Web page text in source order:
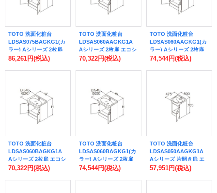
TOTO 洗面化粧台
LDSAS075BAGKG1(カ
ラー) Aシリーズ 2枚扉
エコシングル混合水栓
口750mm 洗面ボウル高
86,261円(税込)
TOTO 洗面化粧台
LDSAS060AAGKG1A
Aシリーズ 2枚扉 エコシ
ングル混合水栓(一般
600mm 洗面ボウル高さ
70,322円(税込)
TOTO 洗面化粧台
LDSAS060AAGKG1(カ
ラー) Aシリーズ 2枚扉
エコシングル混合水栓
口600mm 洗面ボウル高
74,544円(税込)
TOTO 洗面化粧台
LDSAS060BAGKG1A
Aシリーズ 2枚扉 エコシ
ングル混合水栓(一般
600mm 洗面ボウル高さ
70,322円(税込)
TOTO 洗面化粧台
LDSAS060BAGKG1(カ
ラー) Aシリーズ 2枚扉
エコシングル混合水栓
口600mm 洗面ボウル高
74,544円(税込)
TOTO 洗面化粧台
LDSAS050AAGKG1A
Aシリーズ 片開き扉 エ
コシングル混合水栓(一
500mm 洗面ボウル高さ
57,951円(税込)